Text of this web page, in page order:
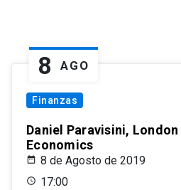
8 AGO
Finanzas
Daniel Paravisini,
Economics
8 de Agosto de 2019
17:00